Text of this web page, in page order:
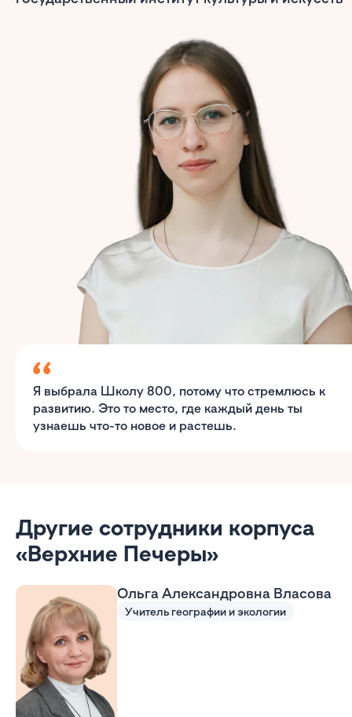
Я выбрала Школу 800, потому что стремлюсь к
развитию. Это то место, где каждый день ты
узнаешь что-то новое и растешь.
Другие сотрудники корпуса
«Верхние Печеры»
Ольга Александровна Власова
Учитель географии и экологии